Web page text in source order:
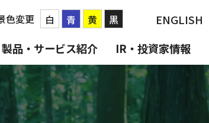
色変更 白 青 黄 黒 ENGLISH
製品・サービス紹介 IR・投資家情報